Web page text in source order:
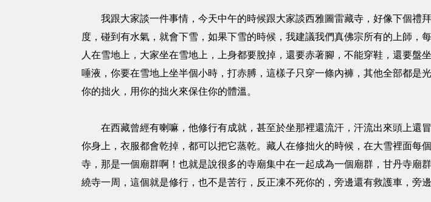
我跟大家談一件事情，今天中午的時候跟大家談西雅圖雷藏寺，好像下個禮
度，碰到有水氣，就會下雪，如果下雪的時候，我建議我們真佛宗所有的上師
人在雪地上，大家坐在雪地上，上身都要脫掉，還要赤著腳，不能穿鞋，還要
唾液，你要在雪地上坐半個小時，打赤膊，這樣子只穿一條內褲，其他全部都
你的拙火，用你的拙火來保住你的體溫。
在西藏曾經有喇嘛，他修行有成就，甚至於坐那裡還流汗，汗流出來頭上還
你身上，衣服都會乾掉，都可以把它蒸乾。藏人在修拙火的時候，在大雪裡面每
寺，那是一個廟群啊！也就是說很多的寺廟集中在一起成為一個廟群，甘丹寺廟
繞寺一周，這個就是修行，也不是苦行，反正凍不死你的，旁邊還有救護車，旁